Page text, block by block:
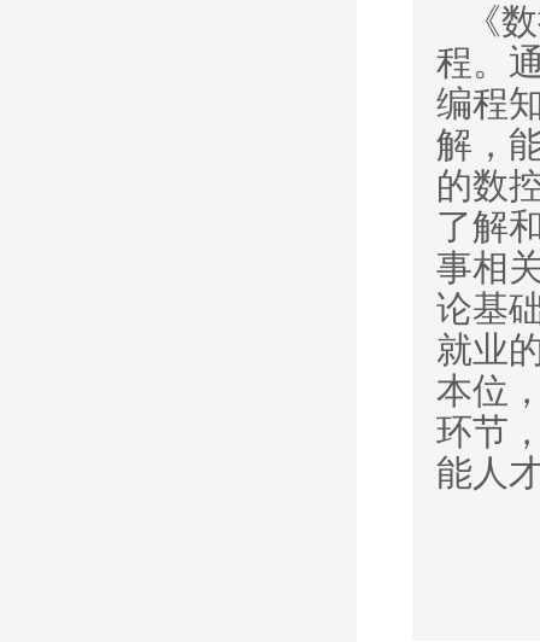
《数
程。
编程
解，
的数
了解
事相
论基
就业
本位
环节
能人